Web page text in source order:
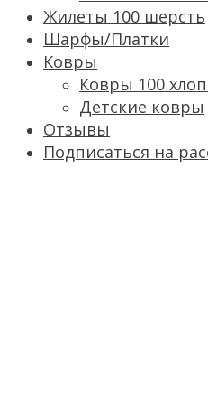
Жилеты 100 шерсть
Шарфы/Платки
Ковры
Ковры 100
Детские ковры
Отзывы
Подписаться на